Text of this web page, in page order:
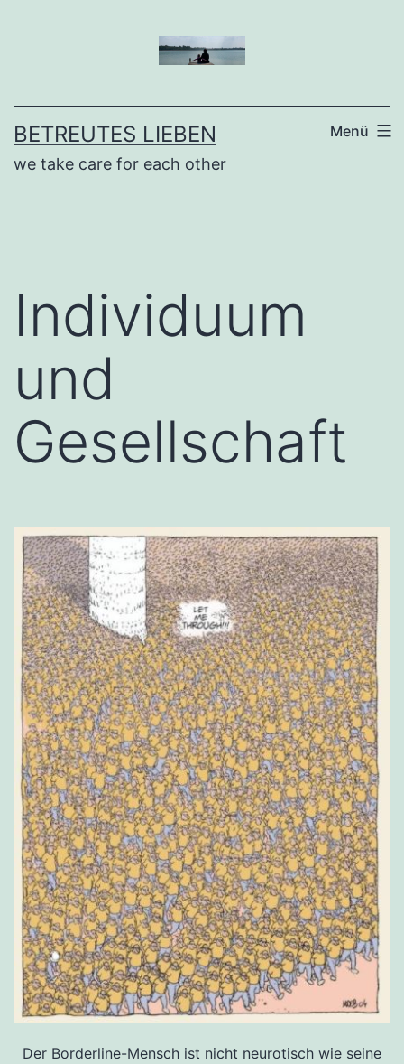
BETREUTES LIEBEN
we take care for each other
Menü
Individuum
und
Gesellschaft
Der Borderline-Mensch ist nicht neurotisch wie seine